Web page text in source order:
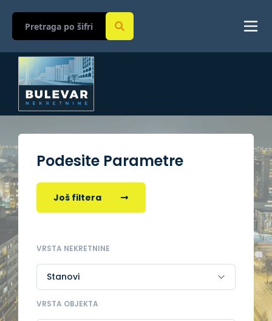
Podesite Parametre
Još filtera
VRSTA NEKRETNINE
VRSTA OBJEKTA